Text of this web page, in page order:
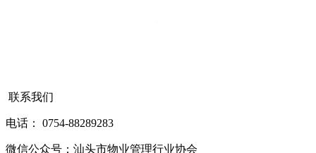
联系我们
电话： 0754-88289283
微信公众号：汕头市物业管理行业协会